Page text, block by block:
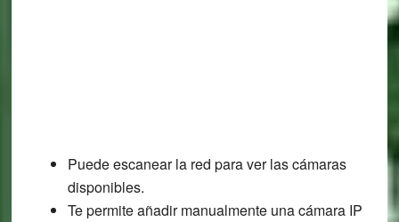
Puede escanear la red para ver las cámaras
disponibles.
Te permite añadir manualmente una cámara IP